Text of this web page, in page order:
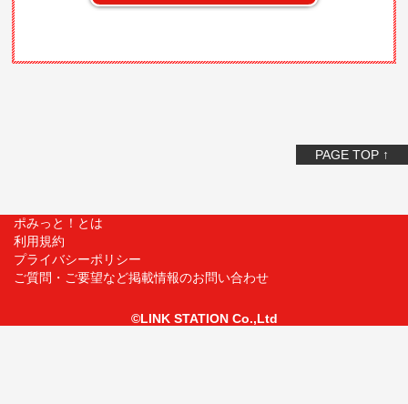
PAGE TOP ↑
ポみっと！とは
利用規約
プライバシーポリシー
ご質問・ご要望など掲載情報のお問い合わせ
©LINK STATION Co.,Ltd